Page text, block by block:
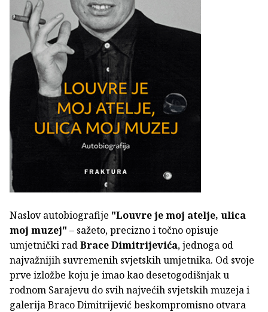
Naslov autobiografije "Louvre je moj atelje, ulica
moj muzej" – sažeto, precizno i točno opisuje
umjetnički radBrace Dimitrijevića, jednoga od
najvažnijih suvremenih svjetskih umjetnika. Od svoje
prve izložbe koju je imao kao desetogodišnjak u
rodnom Sarajevu do svih najvećih svjetskih muzeja i
galerija Braco Dimitrijević beskompromisno otvara